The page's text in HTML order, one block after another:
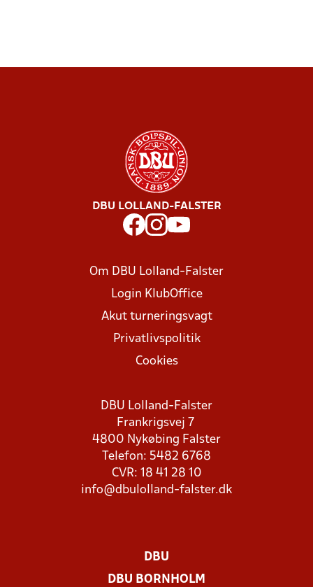
DBU LOLLAND-FALSTER
Om DBU Lolland-Falster
Login KlubOffice
Akut turneringsvagt
Privatlivspolitik
Cookies
DBU Lolland-Falster
Frankrigsvej 7
4800 Nykøbing Falster
Telefon: 5482 6768
CVR: 18 41 28 10
info@dbulolland-falster.dk
DBU
DBU BORNHOLM